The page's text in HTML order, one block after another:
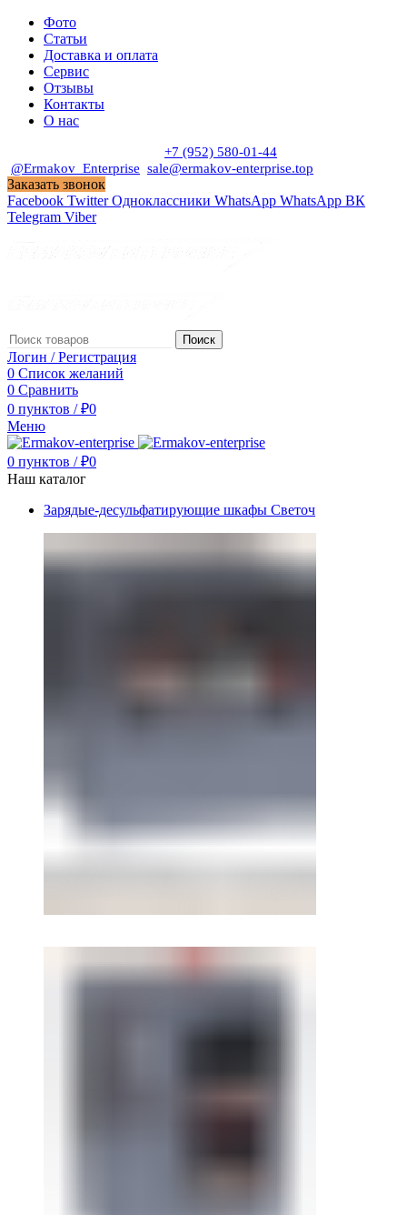
Фото
Статьи
Доставка и оплата
Сервис
Отзывы
Контакты
О нас
+7 (952) 580-01-44
@Ermakov_Enterprise sale@ermakov-enterprise.top
Заказать звонок
Facebook Twitter Одноклассники WhatsApp WhatsApp ВК
Telegram Viber
Поиск
Логин / Регистрация
0 Список желаний
0 Сравнить
0 пунктов / ₽0
Меню
0 пунктов / ₽0
Наш каталог
Зарядые-десульфатирующие шкафы Светоч